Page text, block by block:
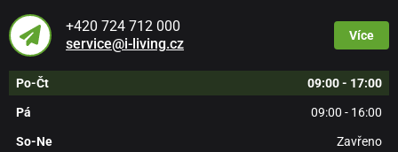
+420 724 712 000
service@i-living.cz
Více
Po-Čt 09:00 - 17:00
Pá 09:00 - 16:00
So-Ne Zavřeno